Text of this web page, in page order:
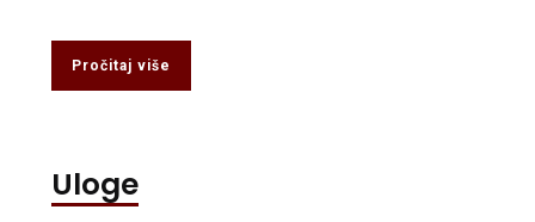
Pročitaj više
Uloge